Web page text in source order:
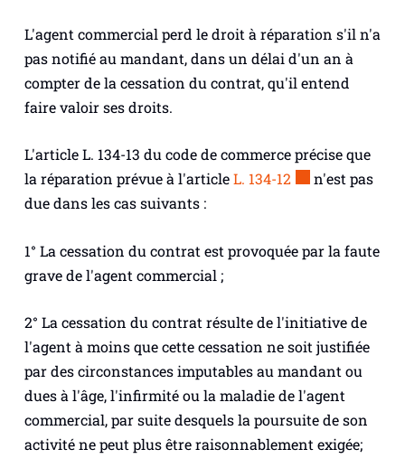
L'agent commercial perd le droit à réparation s'il n'a
pas notifié au mandant, dans un délai d'un an à
compter de la cessation du contrat, qu'il entend
faire valoir ses droits.
L'article L. 134-13 du code de commerce précise que
la réparation prévue à l'articleL. 134-12
n'est pas
due dans les cas suivants :
1° La cessation du contrat est provoquée par la faute
grave de l'agent commercial ;
2° La cessation du contrat résulte de l'initiative de
l'agent à moins que cette cessation ne soit justifiée
par des circonstances imputables au mandant ou
dues à l'âge, l'infirmité ou la maladie de l'agent
commercial, par suite desquels la poursuite de son
activité ne peut plus être raisonnablement exigée;